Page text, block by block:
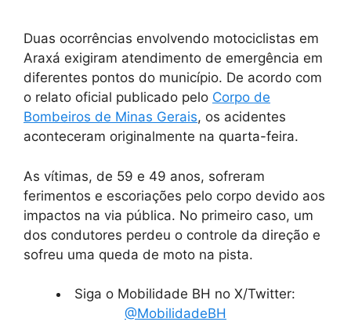
Duas ocorrências envolvendo motociclistas em
Araxá exigiram atendimento de emergência em
diferentes pontos do município. De acordo com
o relato oficial publicado pelo Corpo de
Bombeiros de Minas Gerais, os acidentes
aconteceram originalmente na quarta-feira.
As vítimas, de 59 e 49 anos, sofreram
ferimentos e escoriações pelo corpo devido aos
impactos na via pública. No primeiro caso, um
dos condutores perdeu o controle da direção e
sofreu uma queda de moto na pista.
Siga o Mobilidade BH no X/Twitter:
@MobilidadeBH